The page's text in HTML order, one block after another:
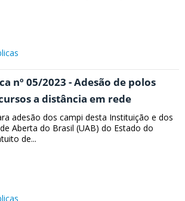
nº 05/2023 - Adesão de polos
a distância em rede
adesão dos campi desta Instituição e dos
Aberta do Brasil (UAB) do Estado do
de...